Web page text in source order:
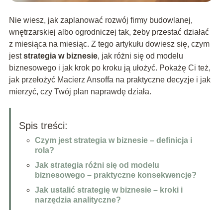
Nie wiesz, jak zaplanować rozwój firmy budowlanej,
wnętrzarskiej albo ogrodniczej tak, żeby przestać działać
z miesiąca na miesiąc. Z tego artykułu dowiesz się, czym
jeststrategia w biznesie, jak różni się od modelu
biznesowego i jak krok po kroku ją ułożyć. Pokażę Ci też,
jak przełożyć Macierz Ansoffa na praktyczne decyzje i jak
mierzyć, czy Twój plan naprawdę działa.
Spis treści:
Czym jest strategia w biznesie – definicja i
rola?
Jak strategia różni się od modelu
biznesowego – praktyczne konsekwencje?
Jak ustalić strategię w biznesie – kroki i
narzędzia analityczne?